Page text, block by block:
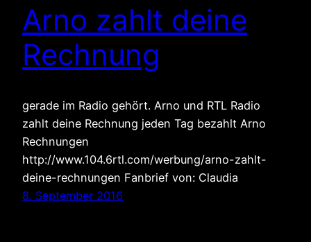
Arno zahlt deine
Rechnung
gerade im Radio gehört. Arno und RTL Radio
zahlt deine Rechnung jeden Tag bezahlt Arno
Rechnungen
http://www.104.6rtl.com/werbung/arno-zahlt-
deine-rechnungen Fanbrief von: Claudia
8. September 2016